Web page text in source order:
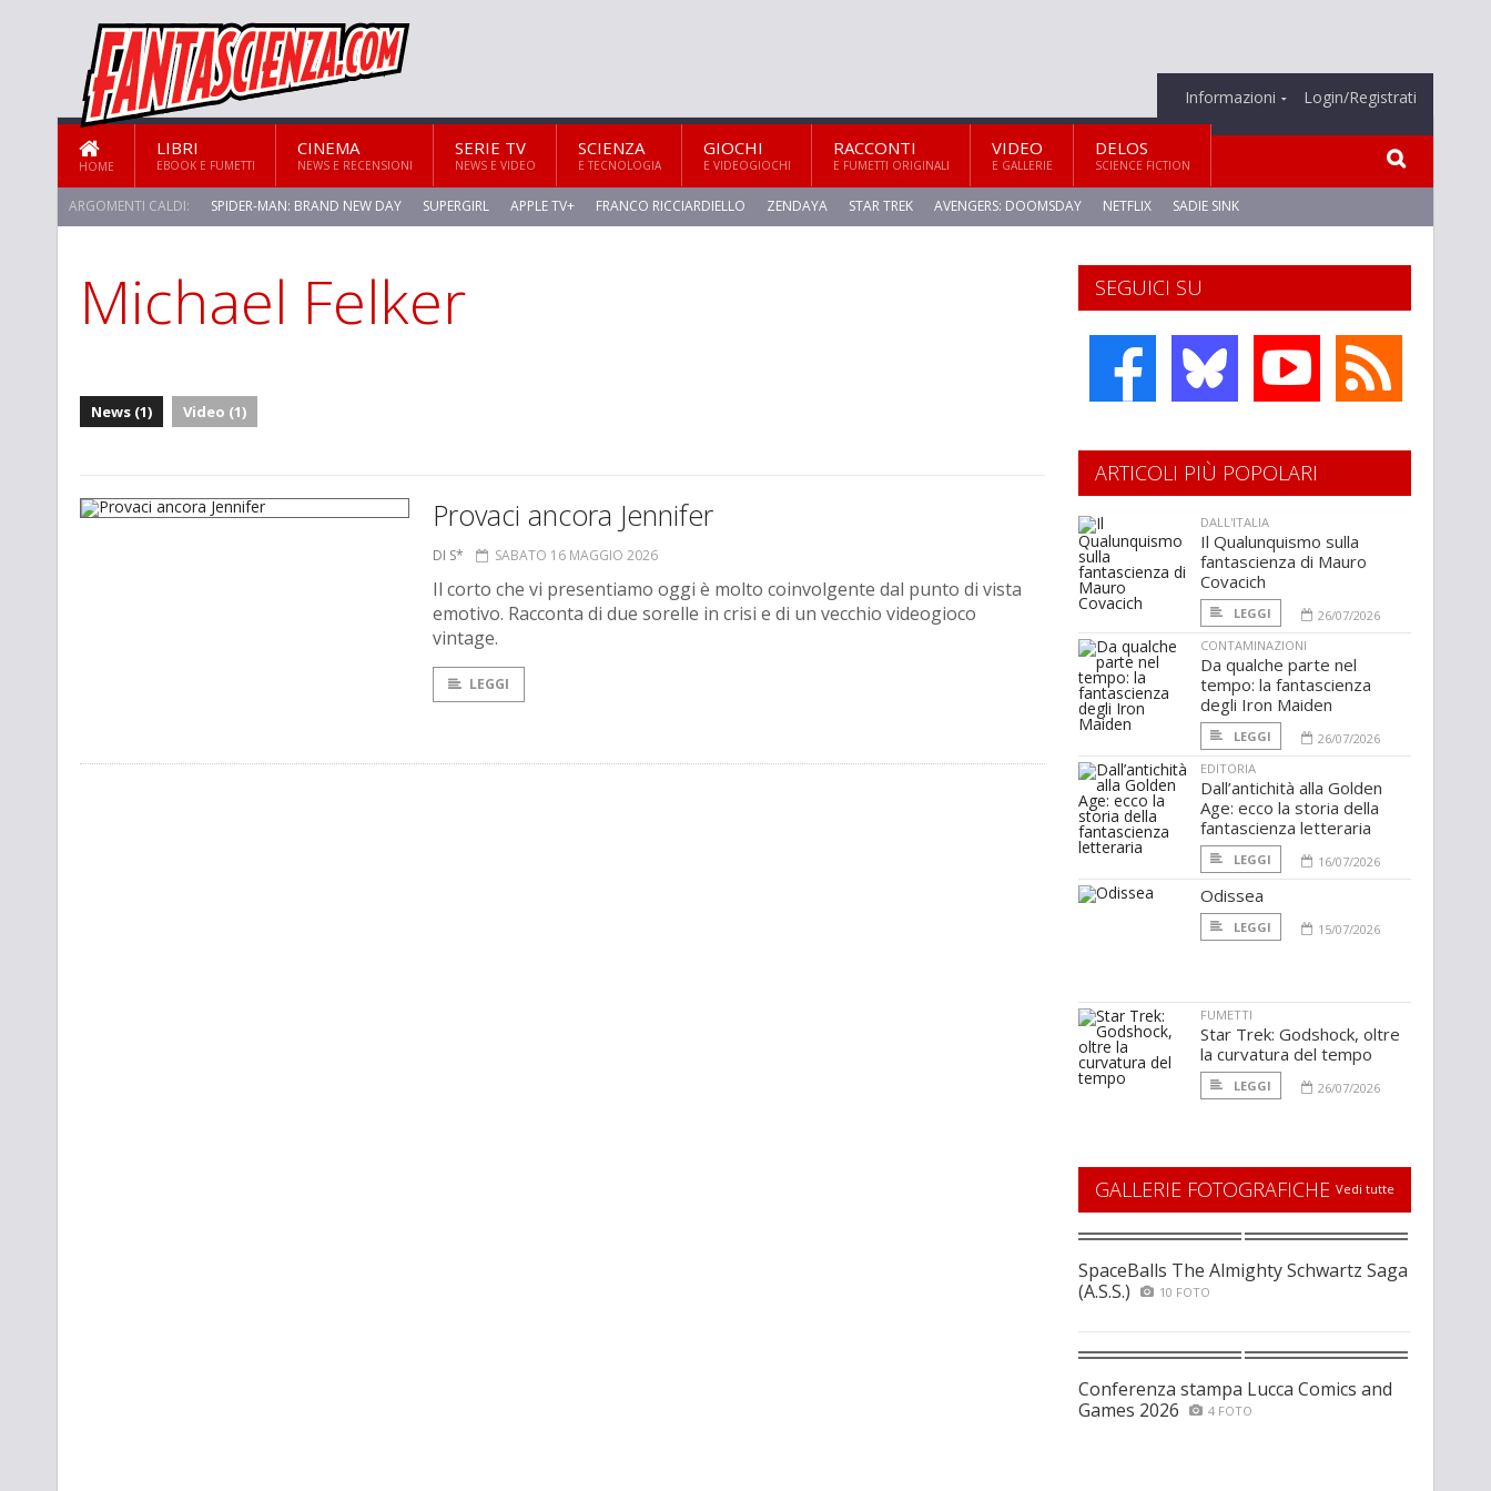
Informazioni Login/Registrati
HOME
LIBRI
EBOOK E FUMETTI
CINEMA
NEWS E RECENSIONI
SERIE TV
NEWS E VIDEO
SCIENZA
E TECNOLOGIA
GIOCHI
E VIDEOGIOCHI
RACCONTI
E FUMETTI ORIGINALI
VIDEO
E GALLERIE
DELOS
SCIENCE FICTION
ARGOMENTI CALDI: SPIDER-MAN: BRAND NEW DAY SUPERGIRL APPLE TV+ FRANCO RICCIARDIELLO ZENDAYA STAR TREK AVENGERS: DOOMSDAY NETFLIX SADIE SINK
STAR TREK: STRANGE NEW WORLDS
Michael Felker
News (1) Video (1)
Provaci ancora Jennifer
DI S* SABATO 16 MAGGIO 2026
Il corto che vi presentiamo oggi è molto coinvolgente dal punto di vista
emotivo. Racconta di due sorelle in crisi e di un vecchio videogioco
vintage.
LEGGI
SEGUICI SU
ARTICOLI PIÙ POPOLARI
DALL'ITALIA
Il Qualunquismo sulla
fantascienza di Mauro
Covacich
LEGGI
26/07/2026
CONTAMINAZIONI
Da qualche parte nel
tempo: la fantascienza
degli Iron Maiden
LEGGI
26/07/2026
EDITORIA
Dall’antichità alla Golden
Age: ecco la storia della
fantascienza letteraria
LEGGI 16/07/2026
Odissea
LEGGI 15/07/2026
FUMETTI
Star Trek: Godshock, oltre
la curvatura del tempo
LEGGI 26/07/2026
GALLERIE FOTOGRAFICHE Vedi tutte
SpaceBalls The Almighty Schwartz Saga
(A.S.S.)
10 FOTO
Conferenza stampa Lucca Comics and
Games 2026
4 FOTO